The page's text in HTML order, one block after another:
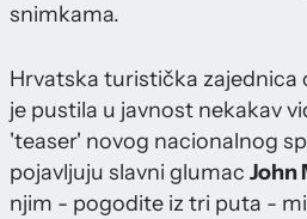
snimkama.
Hrvatska turistička zajednica
je pustila u javnost nekakav
'teaser' novog nacionalnog
pojavljuju slavni glumac John
njim - pogodite iz tri puta -